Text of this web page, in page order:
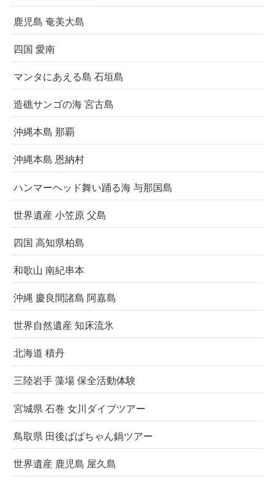
鹿児島 奄美大島
四国 愛南
マンタにあえる島 石垣島
造礁サンゴの海 宮古島
沖縄本島 那覇
沖縄本島 恩納村
ハンマーヘッド舞い踊る海 与那国島
世界遺産 小笠原 父島
四国 高知県柏島
和歌山 南紀串本
沖縄 慶良間諸島 阿嘉島
世界自然遺産 知床流氷
北海道 積丹
三陸岩手 藻場 保全活動体験
宮城県 石巻 女川ダイブツアー
鳥取県 田後ばばちゃん鍋ツアー
世界遺産 鹿児島 屋久島